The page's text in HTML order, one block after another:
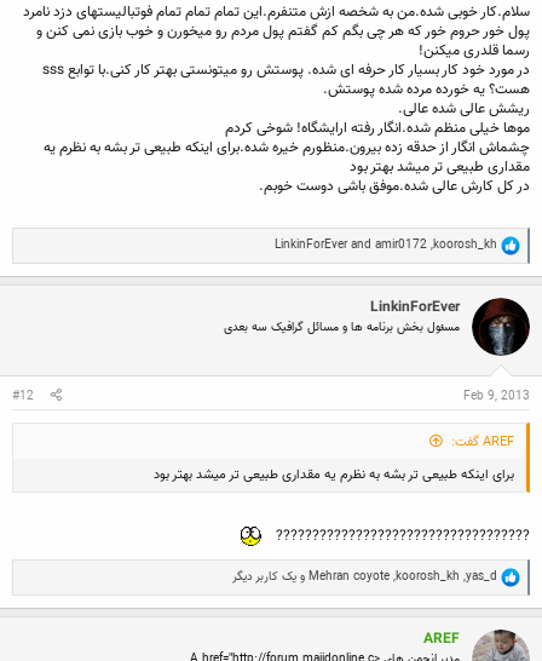
سلام.کار خوبی شده.من به شخصه ازش متنفرم.این تمام تمام تمام فوتبالیستهای دزد نامرد
پول خور حروم خور که هر چی بگم کم گفتمپول مردم رو میخورن و خوب بازی نمی کنن و
رسما قلدریمیکنن!
در مورد خود کاربسیار کارحرفه ای شده. پوستش رو میتون
ستی بهتر کار کنی.با توابع sss
هست؟یه خوردهمرده شده پوستش.
ریشش عالی شده عالی.
موها خیلی منظم شده.انگار رفته ارایشگاه! شوخی کردم
چشماش انگار از حدقه زده بیرون.منظورم خیره شده.برای اینکه طبیعی تر بشه به نظرمیه
مقداری طبیعی تر میشد بهتر بود
در کل کارشعالی شده.موفق باشی دوست خوبم.
R
e
a
c
t
i
o
n
:
koorosh_kh
,
amir0172
LinkinForEver
LinkinForEver
مسئول بخش برنامه ها و مسائل گرافیک سه بعدی
Feb 9, 2013
#12
AREF گفت:
برای اینکه طبیعی تر بشه به نظرم یه مقداری طبیعی تر میشد بهتر بود
???????????????????????????????????
R
e
a
c
t
yas_d
,
koorosh_kh
,
Mehran coyote و یک کاربر دیگر
AREF